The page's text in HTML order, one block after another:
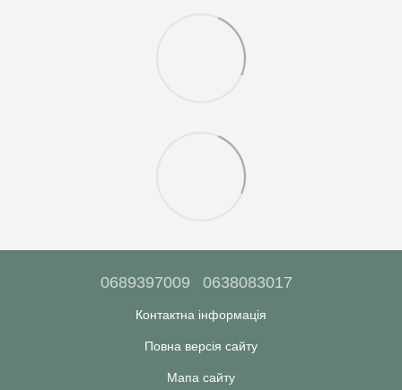
0689397009 0638083017
Контактна інформація
Повна версія сайту
Мапа сайту